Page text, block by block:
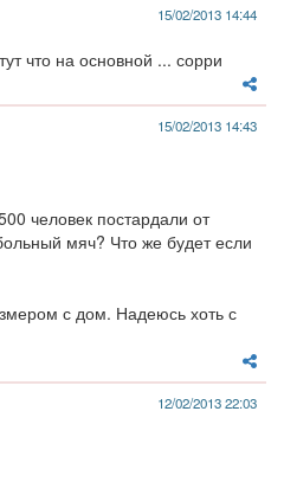
15/02/2013 14:44
что на основной ... сорри
15/02/2013 14:43
человек постардали от
мяч? Что же будет если
с дом. Надеюсь хоть с
12/02/2013 22:03